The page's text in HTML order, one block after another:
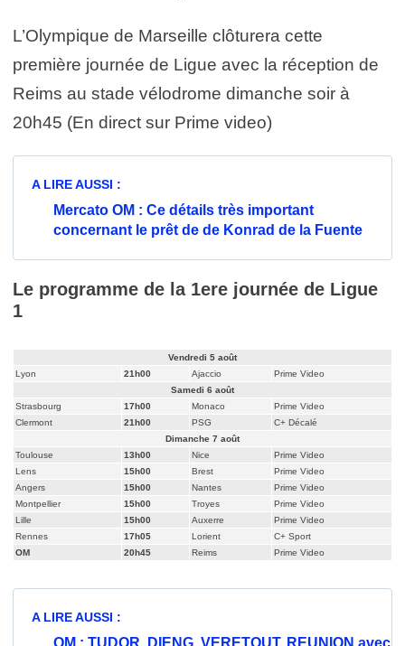
L’Olympique de Marseille clôturera cette
première journée de Ligue avec la réception de
Reims au stade vélodrome dimanche soir à
20h45 (En direct sur Prime video)
A LIRE AUSSI :
Mercato OM : Ce détails très important
concernant le prêt de de Konrad de la Fuente
Le programme de la 1ere journée de Ligue
1
Vendredi 5 août
Lyon
21h00 Ajaccio
Prime Video
Samedi 6 août
Strasbourg
17h00 Monaco
Prime Video
Clermont
21h00 PSG
C+ Décalé
Dimanche 7 août
Toulouse
13h00 Nice
Prime Video
Lens
15h00 Brest
Prime Video
Angers
15h00 Nantes
Prime Video
Montpellier
15h00 Troyes
Prime Video
Lille
15h00 Auxerre
Prime Video
Rennes
17h05 Lorient
C+ Sport
OM
20h45 Reims Prime Video
A LIRE AUSSI :
OM : TUDOR, DIENG, VERETOUT, REUNION avec